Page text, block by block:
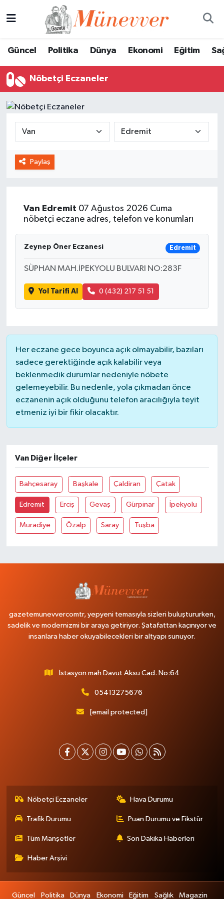
Güncel Politika Dünya Ekonomi Eğitim
Nöbetçi Eczaneler
Paylaş
Van Edremit 07 Ağustos 2026 Cuma
nöbetçi eczane adres, telefon ve konumları
Zeynep Öner Eczanesi Edremit
SÜPHAN MAH.İPEKYOLU BULVARI NO:283F
Yol Tarifi Al 0 (432) 217 51 51
Her eczane gece boyunca açık olmayabilir, bazıları
sadece gerektiğinde açık kalabilir veya
beklenmedik durumlar nedeniyle nöbete
gelemeyebilir. Bu nedenle, yola çıkmadan önce
eczanenin açık olduğunu telefon aracılığıyla teyit
etmeniz iyi bir fikir olacaktır.
Van Diğer İlçeler
Bahçesaray Başkale Çaldiran Çatak
Edremit Erciş Gevaş Gürpinar İpekyolu
Muradiye Özalp Saray Tuşba
gazetemunevvercomtr, yepyeni temasıyla sizleri buluştururken,
sadelik ve modernizmi bir araya getiriyor. Şatafattan kaçınıyor ve
insanlara haber okuyabilecekleri bir altyapı sunuyor.
İstasyon mah Davut Aksu Cad. No:64
05413275676
[email protected]
Nöbetçi Eczaneler Hava Durumu
Trafik Durumu Puan Durumu ve Fikstür
Tüm Manşetler Son Dakika Haberleri
Haber Arşivi
Güncel Politika Dünya Ekonomi Eğitim Sağlık Magazin
Eğitim
Sağlık
Spor
Tüm Manşetler
Son Dakika Haberleri